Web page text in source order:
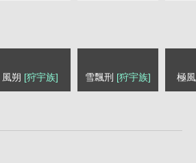
風朔 [狩宇族] 雪飄刑 [狩宇族] 極